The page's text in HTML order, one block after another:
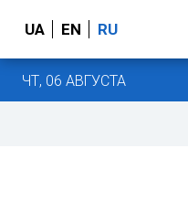
UA EN RU
ЧТ, 06 АВГУСТА